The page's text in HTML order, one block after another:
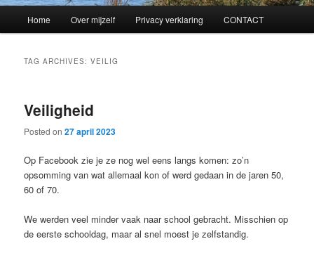
Skip
content
Skip
content
Home Over mijzelf Privacy verklaring CONTACT
TAG ARCHIVES:VEILIG
Veiligheid
Posted on27 april 2023
Op Facebook zie je ze nog wel eens langs komen: zo’n
opsomming van wat allemaal kon of werd gedaan in de jaren 50,
60 of 70.
We werden veel minder vaak naar school gebracht. Misschien op
de eerste schooldag, maar al snel moest je zelfstandig.